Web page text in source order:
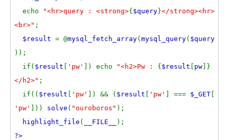
echo
"<hr>query : <strong>{ $query}</strong><hr>
<br>" ;
$result = @mysql_fetch_array( mysql_query( $query
));
if( $result 'pw' ]) echo "<h2>Pw : { $result pw ]}
</h2>" ;
if(( $result 'pw' ]) && ( $result 'pw' ] === $_GET
'pw'
])) solve ( "ouroboros" );
highlight_file ( __FILE__
);
?>